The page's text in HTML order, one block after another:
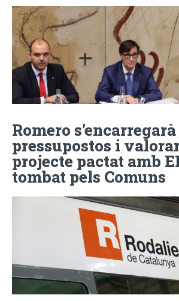
Romero
pressupostos i
projecte pactat amb
tombat pels Comuns